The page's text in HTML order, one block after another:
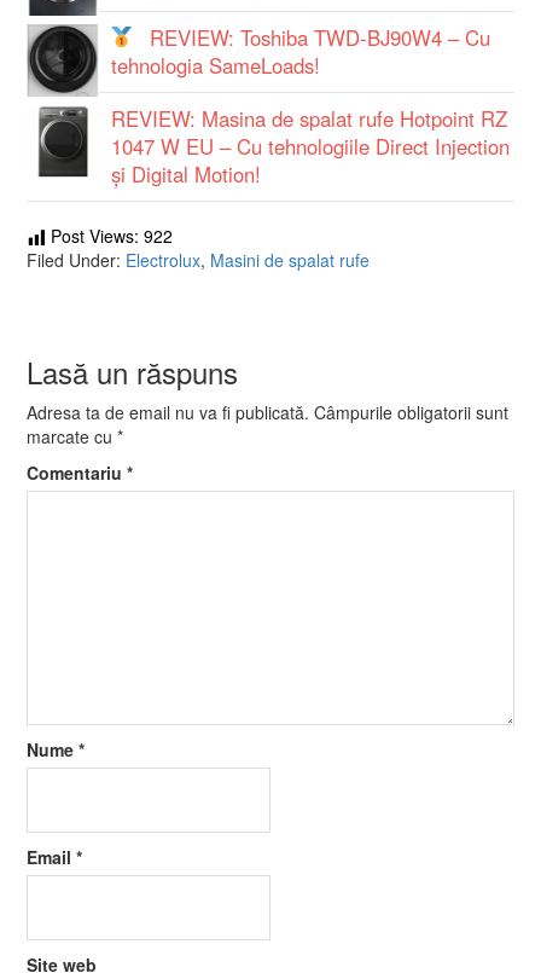
REVIEW: Toshiba TWD-BJ90W4 – Cu
tehnologia SameLoads!
REVIEW: Masina de spalat rufe Hotpoint RZ
1047 W EU – Cu tehnologiile Direct Injection
și Digital Motion!
Post Views: 922
Filed Under: Electrolux, Masini de spalat rufe
Lasă un răspuns
Adresa ta de email nu va fi publicată. Câmpurile obligatorii sunt
marcate cu*
Comentariu*
Nume*
Email*
Site web